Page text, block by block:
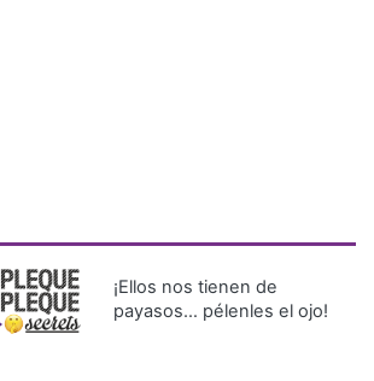
¡Ellos nos tienen de
payasos… pélenles el ojo!